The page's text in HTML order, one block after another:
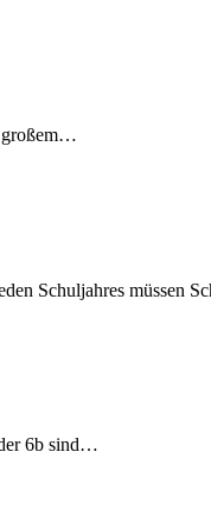
großem…
Schuljahres müssen
6b sind…